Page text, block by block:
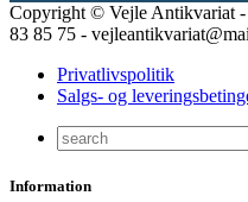
Copyright © Vejle Antikvariat -
83 85 75 -
Privatlivspolitik
Salgs- og
Information